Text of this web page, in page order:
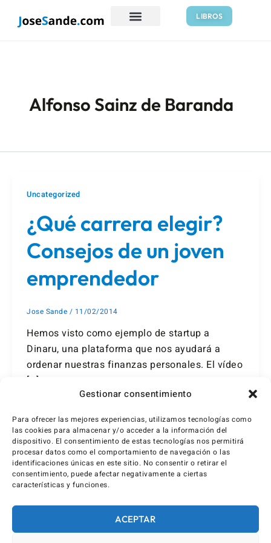
Gestionar consentimiento
Para ofrecer las mejores experiencias, utilizamos tecnologías como
las cookies para almacenar y/o acceder a la información del
dispositivo. El consentimiento de estas tecnologías nos permitirá
procesar datos como el comportamiento de navegación o las
identificaciones únicas en este sitio. No consentir o retirar el
consentimiento, puede afectar negativamente a ciertas
características y funciones.
ACEPTAR
LIBROS
Alfonso Sainz de Baranda
Uncategorized
¿Qué carrera elegir?
Consejos de un joven
emprendedor
Jose Sande / 11/02/2014
Hemos visto como ejemplo de startup a
Dinaru, una plataforma que nos ayudará a
ordenar nuestras finanzas personales. El vídeo
[…]